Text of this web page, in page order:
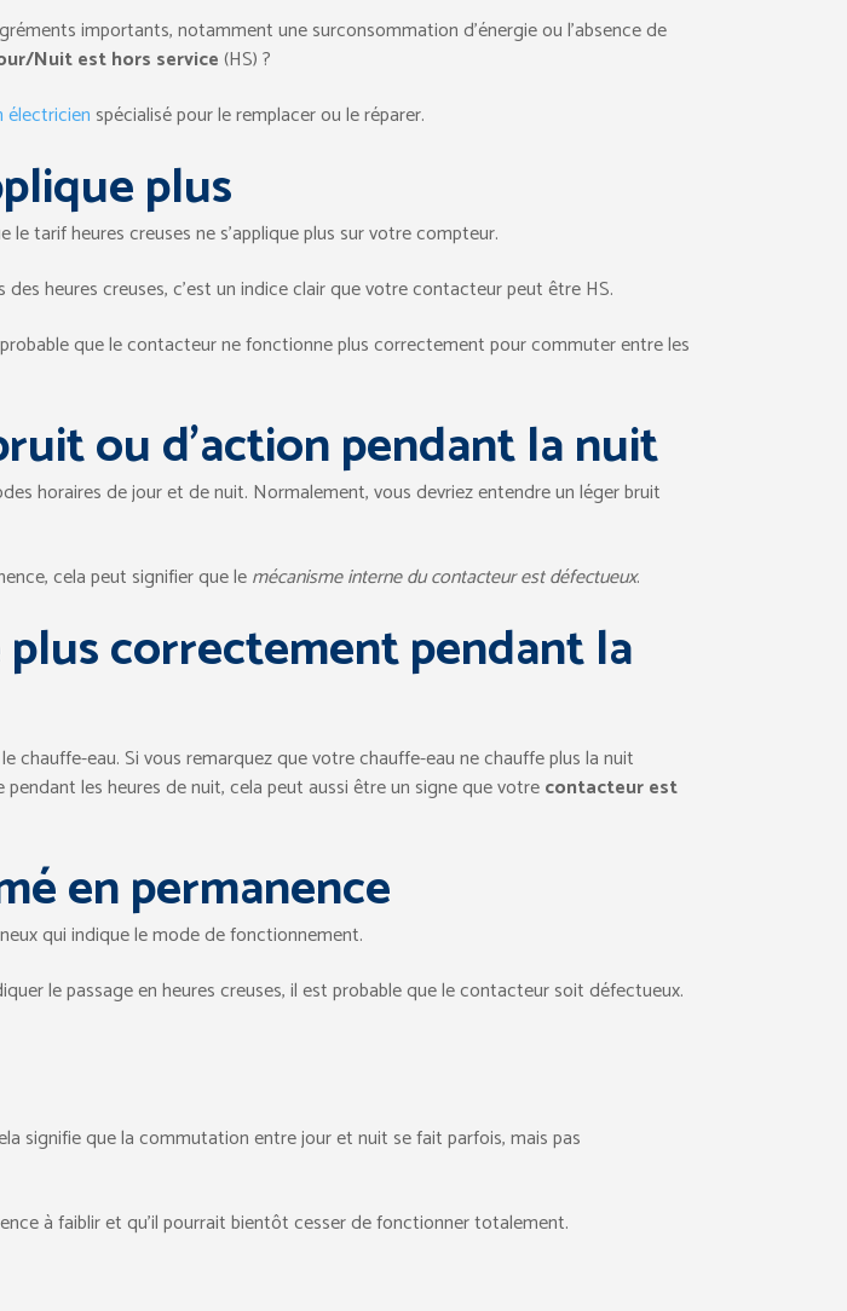
importants, notamment une surconsommation d’énergie ou l’absence de
Nuit est hors service(HS) ?
électricien spécialisé pour le remplacer ou le réparer.
plus
le tarif heures creuses ne s’applique plus sur votre compteur.
heures creuses, c’est un indice clair que votre contacteur peut être HS.
que le contacteur ne fonctionne plus correctement pour commuter entre les
ou d’action pendant la nuit
horaires de jour et de nuit. Normalement, vous devriez entendre un léger bruit
cela peut signifier que lemécanisme interne du contacteur est défectueux.
correctement pendant la
chauffe-eau. Si vous remarquez que votre chauffe-eau ne chauffe plus la nuit
les heures de nuit, cela peut aussi être un signe que votrecontacteur est
en permanence
qui indique le mode de fonctionnement.
le passage en heures creuses, il est probable que le contacteur soit défectueux.
signifie que la commutation entre jour et nuit se fait parfois, mais pas
à faiblir et qu’il pourrait bientôt cesser de fonctionner totalement.